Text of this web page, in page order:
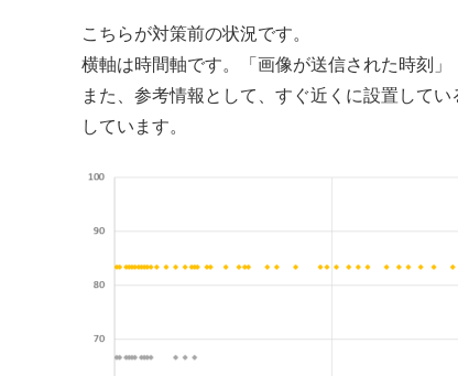
こちらが対策前の状況です。
横軸は時間軸です。「画像が送信された時刻
また、参考情報として、すぐ近くに設置して
しています。